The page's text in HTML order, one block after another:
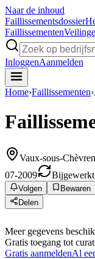
Naar de inhoud
Faillissementsdossier
Faillissementen
InloggenAanmelden
Home›Faillissementen›
Vaux-sous-
07-2009
Volgen
Bewaren
Delen
Meer gegevens
Gratis toegang tot
Gratis aanmeldenAl